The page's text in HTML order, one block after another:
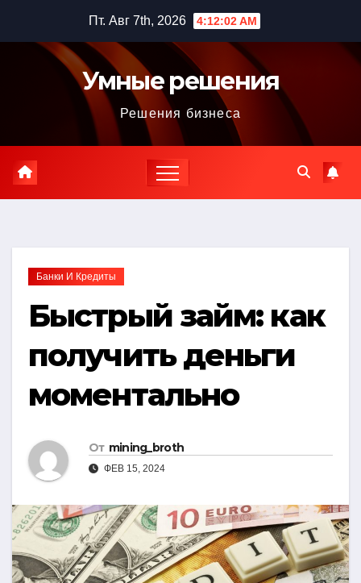
содержимому
Пт. Авг 7th, 2026 4:12:03 AM
Умные решения
Решения бизнеса
Банки И Кредиты
Быстрый займ: как
получить деньги
моментально
От mining_broth
ФЕВ 15, 2024